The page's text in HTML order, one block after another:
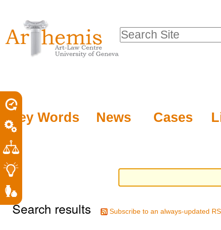
tools
content.
to
navigation
Key Words News Cases
Search Site
Search results Subscribe to an always-updated